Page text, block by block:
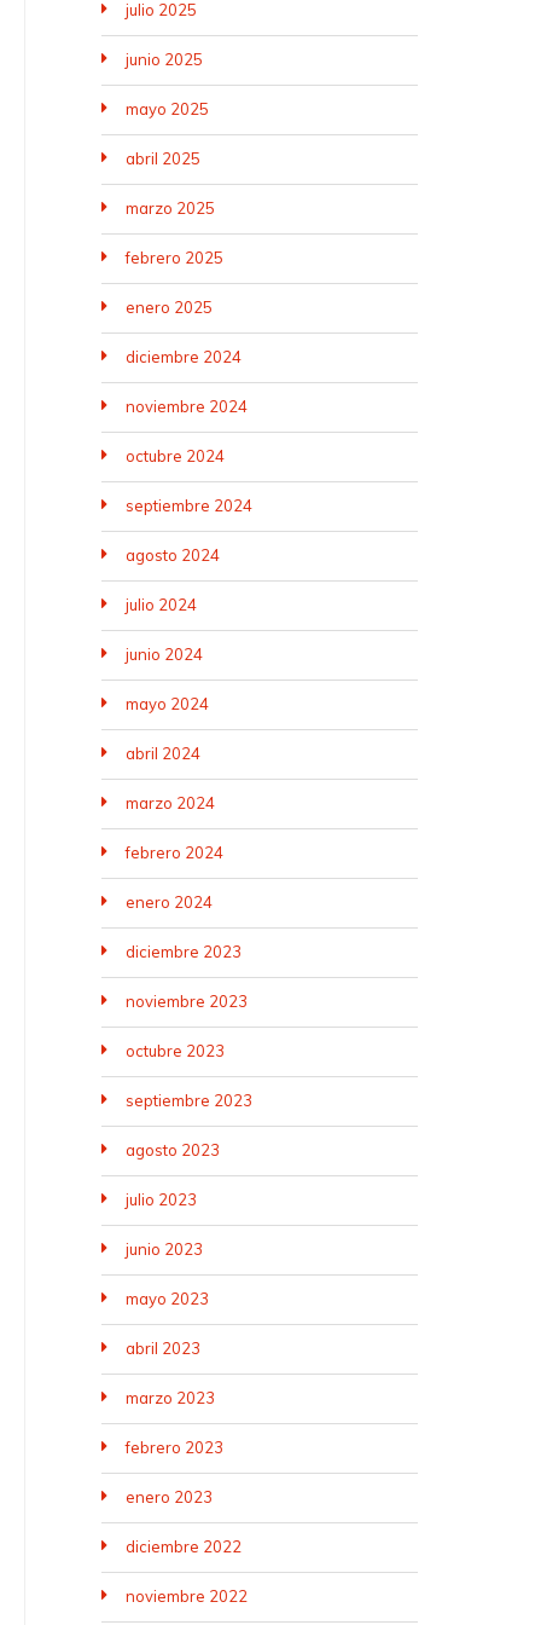
julio 2025
junio 2025
mayo 2025
abril 2025
marzo 2025
febrero 2025
enero 2025
diciembre 2024
noviembre 2024
octubre 2024
septiembre 2024
agosto 2024
julio 2024
junio 2024
mayo 2024
abril 2024
marzo 2024
febrero 2024
enero 2024
diciembre 2023
noviembre 2023
octubre 2023
septiembre 2023
agosto 2023
julio 2023
junio 2023
mayo 2023
abril 2023
marzo 2023
febrero 2023
enero 2023
diciembre 2022
noviembre 2022